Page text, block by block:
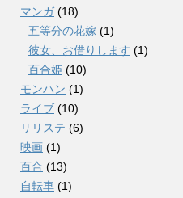
マンガ(18)
五等分の花嫁 (1)
彼女、お借りします (1)
百合姫 (10)
モンハン (1)
ライブ (10)
リリステ (6)
映画 (1)
百合 (13)
自転車 (1)